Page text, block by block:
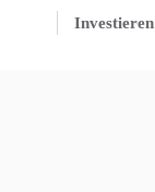
Investieren